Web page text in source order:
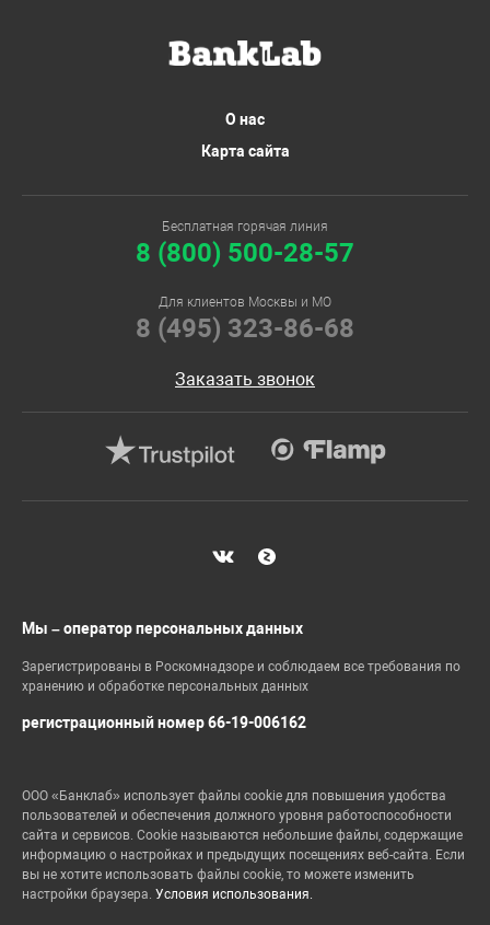
О нас
Карта сайта
Бесплатная горячая линия
8 (800) 500-28-57
Для клиентов Москвы и МО
8 (495) 323-86-68
Заказать звонок
Мы – оператор персональных данных
Зарегистрированы в Роскомнадзоре и соблюдаем все требования по
хранению и обработке персональных данных
регистрационный номер 66-19-006162
ООО «Банклаб» использует файлы cookie для повышения удобства
пользователей и обеспечения должного уровня работоспособности
сайта и сервисов. Cookie называются небольшие файлы, содержащие
информацию о настройках и предыдущих посещениях веб-сайта. Если
вы не хотите использовать файлы cookie, то можете изменить
настройки браузера. Условия использования.